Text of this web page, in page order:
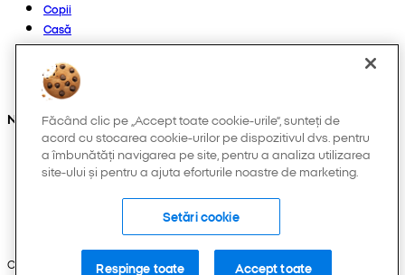
Copii
Casă
Femei
Bărbați
Altele
Ne găsești și pe:
Copyright © 2026 Pepco. Toate drepturile rezervate.
Făcând clic pe „Accept toate cookie-urile”, sunteți de
acord cu stocarea cookie-urilor pe dispozitivul dvs. pentru
a îmbunătăți navigarea pe site, pentru a analiza utilizarea
site-ului și pentru a ajuta eforturile noastre de marketing.
Setări cookie
Respinge toate Accept toate